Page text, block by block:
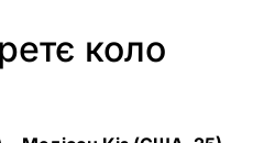
коло